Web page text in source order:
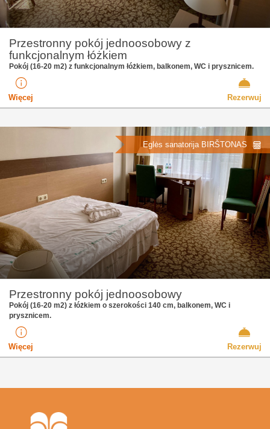
Przestronny pokój jednoosobowy z
funkcjonalnym łóżkiem
Pokój (16-20 m2) z funkcjonalnym łóżkiem, balkonem, WC i prysznicem.
Więcej Rezerwuj
Eglės sanatorija BIRŠTONAS
Przestronny pokój jednoosobowy
Pokój (16-20 m2) z łóżkiem o szerokości 140 cm, balkonem, WC i
prysznicem.
Więcej Rezerwuj